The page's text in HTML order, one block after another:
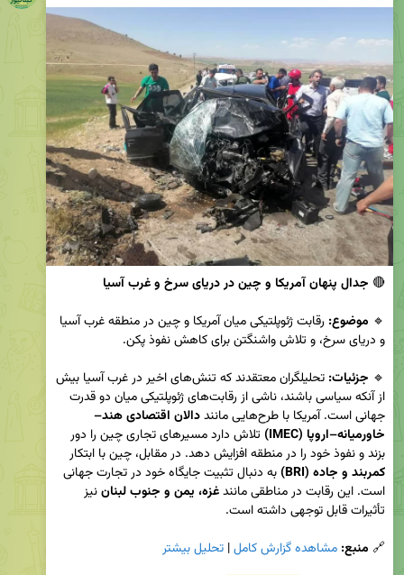
🔴 جدال پنهان آمریکا و چین در دریای سرخ و غرب آسیا
🔹 موضوع:
🔹 جزئیات:
جهانی است. آمریکا با طرح‌هایی مانند
دالان اقتصادی هند–
خاورمیانه–اروپا (IMEC)
بزند و نفوذ خود را در منطقه افزایش دهد. در مقابل، چین با ابتکار
کمربند و جاده (BRI)
است. این رقابت در مناطقی مانند غزه، یمن و جنوب لبنان
🔗 منبع: مشاهده گزارش کامل | تحلیل بیشتر